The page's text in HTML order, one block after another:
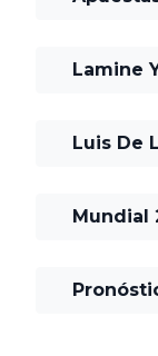
Lamine
Luis De
Mundial